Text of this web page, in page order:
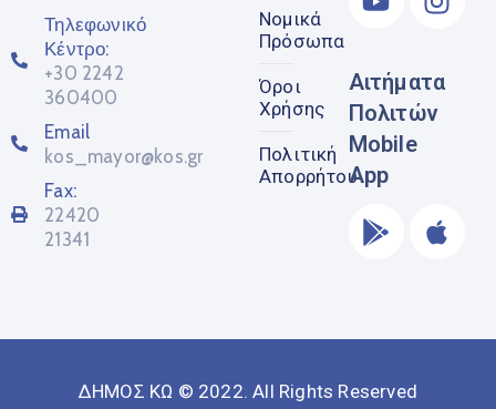
Τηλεφωνικό
Κέντρο:
+30 2242
360400
Email
kos_mayor@kos.gr
Fax:
22420
21341
Νομικά
Πρόσωπα
Όροι
Χρήσης
Πολιτική
Απορρήτου
Αιτήματα
Πολιτών
Mobile
App
ΔΗΜΟΣ ΚΩ © 2022. All Rights Reserved